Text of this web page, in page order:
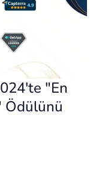
"En
Ödülünü